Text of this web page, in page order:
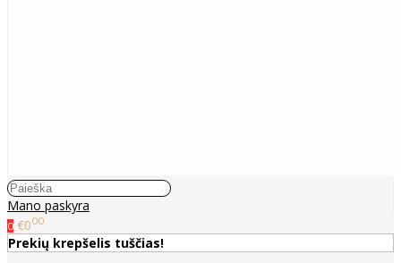
Mano paskyra
0 €000
Prekių krepšelis tuščias!